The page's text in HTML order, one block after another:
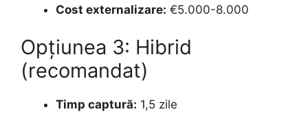
Cost externalizare: €5.000-8.000
Opțiunea 3: Hibrid
(recomandat)
Timp captură: 1,5 zile